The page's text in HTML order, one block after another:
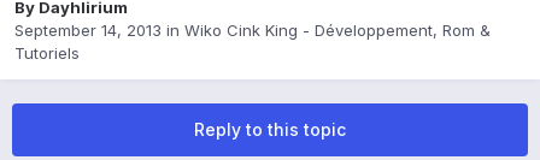
By Dayhlirium
September 14, 2013 in Wiko Cink King - Développement, Rom &
Tutoriels
Reply to this topic